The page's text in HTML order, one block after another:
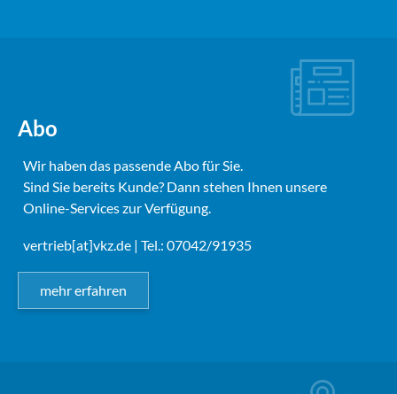
Abo
Wir haben das passende Abo für Sie.
Sind Sie bereits Kunde? Dann stehen Ihnen unsere
Online-Services zur Verfügung.
vertrieb[at]vkz.de | Tel.: 07042/91935
mehr erfahren